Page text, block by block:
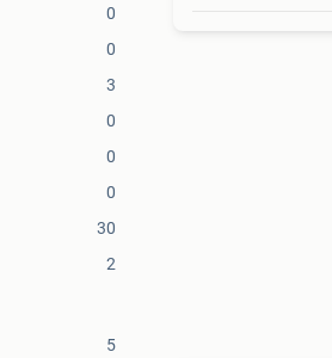
0
0
3
0
0
0
30
2
5